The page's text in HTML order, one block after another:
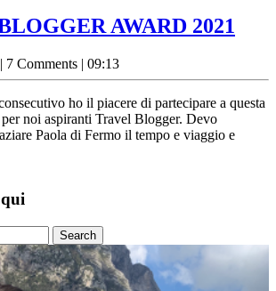
AWARD 2021
2021
Stefania
| 7 Comments | 09:13
ho il piacere di partecipare a questa
noi aspiranti Travel Blogger. Devo
Paola di Fermo il tempo e viaggio e